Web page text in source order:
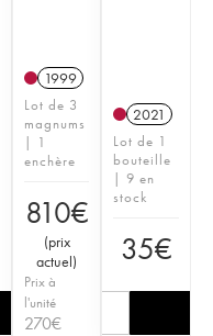
1999
Lot de 3
magnums
| 1
enchère
810€
(prix
actuel)
Prix à
l'unité
270€
2021
Lot de 1
bouteille
| 9 en
stock
35€